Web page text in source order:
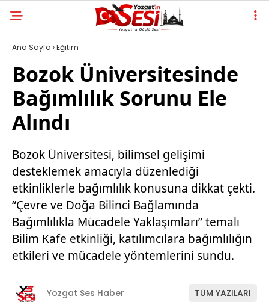
Ana Sayfa ›Eğitim
Bozok Üniversitesinde
Bağımlılık Sorunu Ele
Alındı
Bozok Üniversitesi, bilimsel gelişimi
desteklemek amacıyla düzenlediği
etkinliklerle bağımlılık konusuna dikkat çekti.
“Çevre ve Doğa Bilinci Bağlamında
Bağımlılıkla Mücadele Yaklaşımları” temalı
Bilim Kafe etkinliği, katılımcılara bağımlılığın
etkileri ve mücadele yöntemlerini sundu.
Yozgat Ses Haber TÜM YAZILARI